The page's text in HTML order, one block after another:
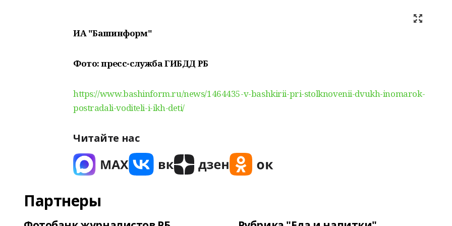
ИА "Башинформ"
Фото: пресс-служба ГИБДД РБ
https://www.bashinform.ru/news/1464435-v-bashkirii-pri-stolknovenii-dvukh-inomarok-
postradali-voditeli-i-ikh-deti/
Читайте нас
Партнеры